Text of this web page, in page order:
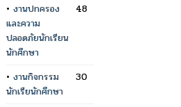
• งานปกครอง
และความ
ปลอดภัยนักเรียน
นักศึกษา
48
• งานกิจกรรม
นักเรียนักศึกษา
30